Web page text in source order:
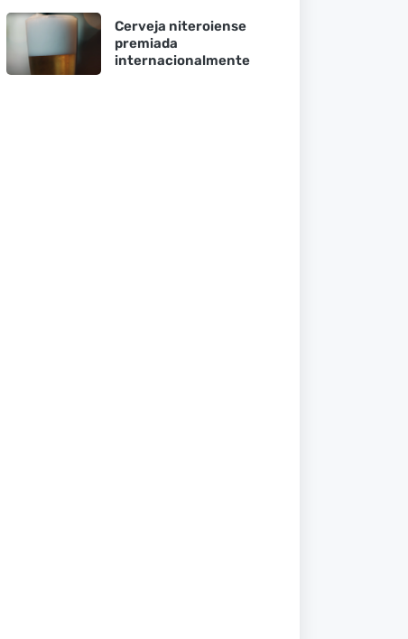
Cerveja niteroiense
premiada
internacionalmente